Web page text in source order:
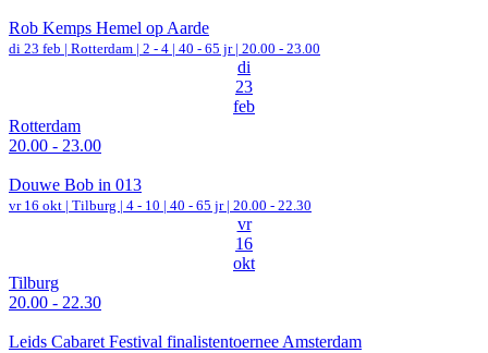
Rob Kemps Hemel op Aarde
di 23 feb | Rotterdam | 2 - 4 | 40 - 65 jr | 20.00 - 23.00
di
23
feb
Rotterdam
20.00 - 23.00
Douwe Bob in 013
vr 16 okt | Tilburg | 4 - 10 | 40 - 65 jr | 20.00 - 22.30
vr
16
okt
Tilburg
20.00 - 22.30
Leids Cabaret Festival finalistentoernee Amsterdam